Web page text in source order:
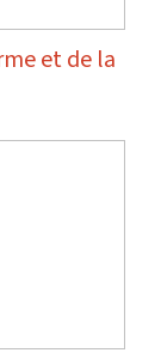
et de la